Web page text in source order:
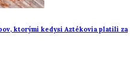
ktorými kedysi Aztékovia platili za